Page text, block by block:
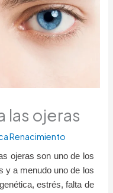
las ojeras
Renacimiento
ojeras son uno de los
y a menudo uno de los
estrés, falta de